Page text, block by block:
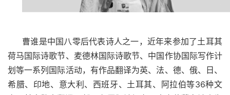
曹谁是中国八零后代表诗人之一，近年来参加了土耳其
荷马国际诗歌节、麦德林国际诗歌节、中国作协国际写作计
划等一系列国际活动，有作品翻译为英、法、德、俄、日、
希腊、印地、意大利、西班牙、土耳其、阿拉伯等36种文